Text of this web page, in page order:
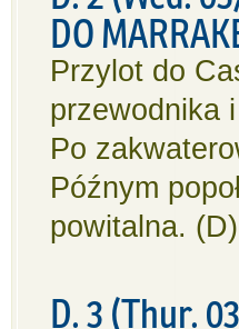
DO
Przylot do
przewodnika
Po
Późnym
powitalna. (D)
D. 3 (Thur.